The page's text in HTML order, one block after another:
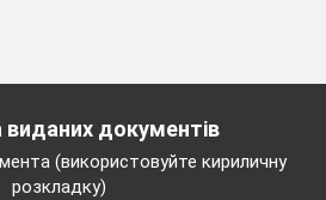
виданих документів
(використовуйте кириличну
розкладку)